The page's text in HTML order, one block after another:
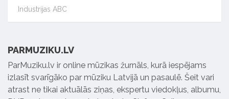
Industrijas ABC
PARMUZIKU.LV
ParMuziku.lv ir online mūzikas žurnāls, kurā iespējams
izlasīt svarīgāko par mūziku Latvijā un pasaulē. Šeit vari
atrast ne tikai aktuālās ziņas, ekspertu viedokļus, albumu,